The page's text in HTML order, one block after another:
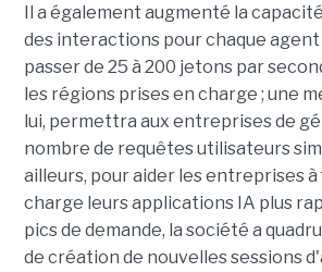
Il a également augmenté la
des interactions pour chaque agent
passer de 25 à 200 jetons par
les régions prises en charge ; une
lui, permettra aux entreprises de
nombre de requêtes utilisateurs
ailleurs, pour aider les entreprises
charge leurs applications IA plus
pics de demande, la société a
de création de nouvelles sessions